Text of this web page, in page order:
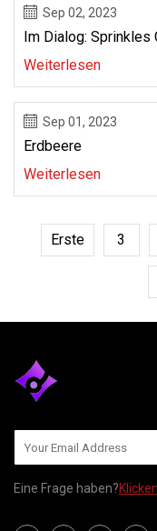
Sep 02, 2023
Im Dialog: Sprinkles
Weiterlesen
Sep 01, 2023
Erdbeere
Weiterlesen
Erste 3
Eine Frage haben?